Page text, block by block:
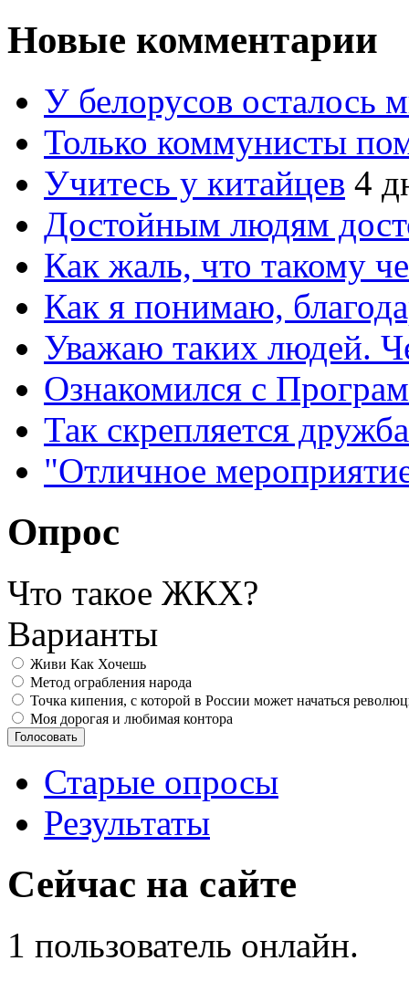
Новые комментарии
У белорусов осталось
Только коммунисты
Учитесь у китайцев 4
Достойным людям
Как жаль, что такому
Как я понимаю,
Уважаю таких людей.
Ознакомился с
Так скрепляется
"Отличное
Опрос
Что такое ЖКХ?
Варианты
Живи Как Хочешь
Метод ограбления народа
Точка кипения, с которой в России может начаться
Моя дорогая и любимая контора
Старые опросы
Результаты
Сейчас на сайте
1 пользователь онлайн.